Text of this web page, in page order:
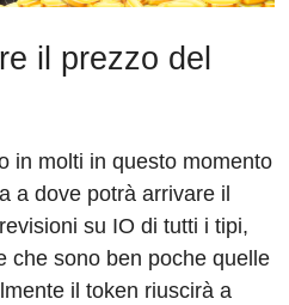
il prezzo del
in molti in questo momento
a dove potrà arrivare il
su IO di tutti i tipi,
che sono ben poche quelle
il token riuscirà a